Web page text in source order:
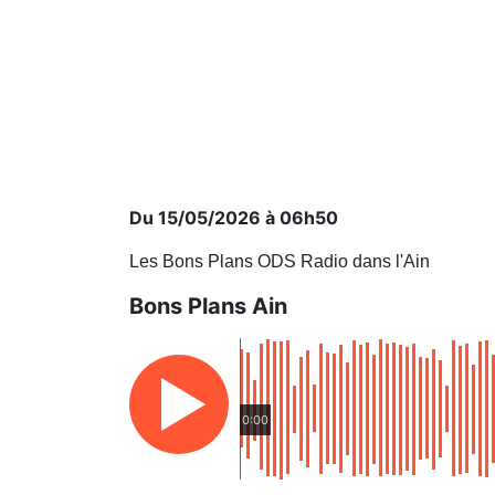
Du 15/05/2026 à 06h50
Les Bons Plans ODS Radio dans l'Ain
Bons Plans Ain
0:00